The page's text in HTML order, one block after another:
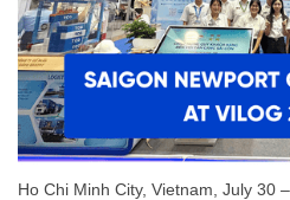
Ho Chi Minh City, Vietnam, July 30